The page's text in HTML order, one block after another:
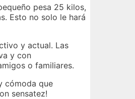
pesa 25 kilos,
Esto no solo le hará
y actual. Las
y con
o familiares.
cómoda que
sensatez!